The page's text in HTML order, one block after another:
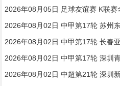
2026年08月05日 足球友谊赛 K联
2026年08月02日 中甲第17轮 苏州
2026年08月02日 中甲第17轮 长春
2026年08月02日 中甲第17轮 深圳
2026年08月02日 中超第21轮 深圳